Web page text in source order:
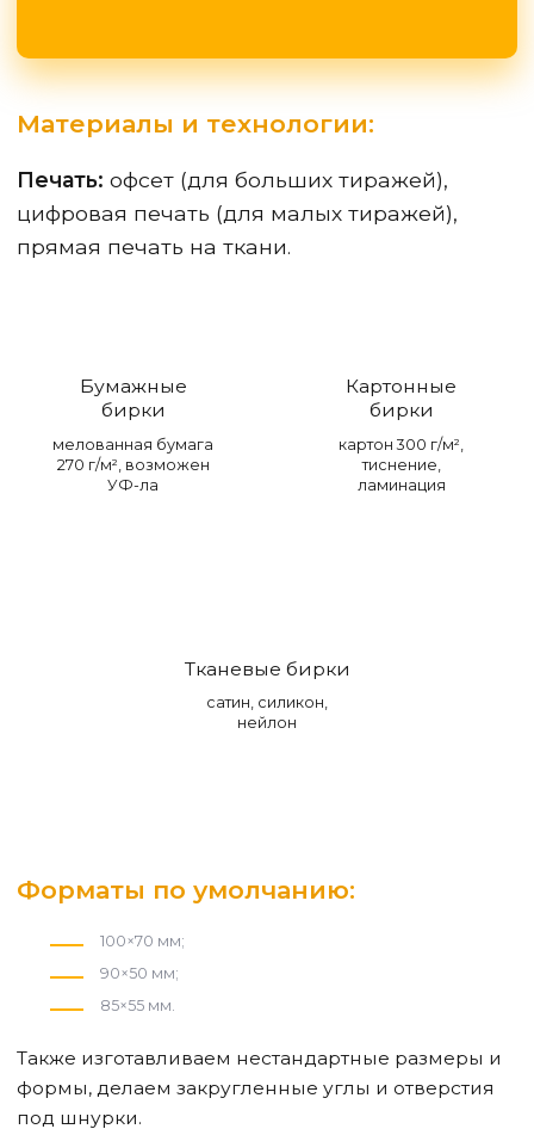
Материалы и технологии:
Печать: офсет (для больших тиражей),
цифровая печать (для малых тиражей),
прямая печать на ткани.
Бумажные
бирки
мелованная бумага
270 г/м², возможен
УФ-ла
Картонные
бирки
картон 300 г/м²,
тиснение,
ламинация
Тканевые бирки
сатин, силикон,
нейлон
Форматы по умолчанию:
100×70 мм;
90×50 мм;
85×55 мм.
Также изготавливаем нестандартные размеры и
формы, делаем закругленные углы и отверстия
под шнурки.